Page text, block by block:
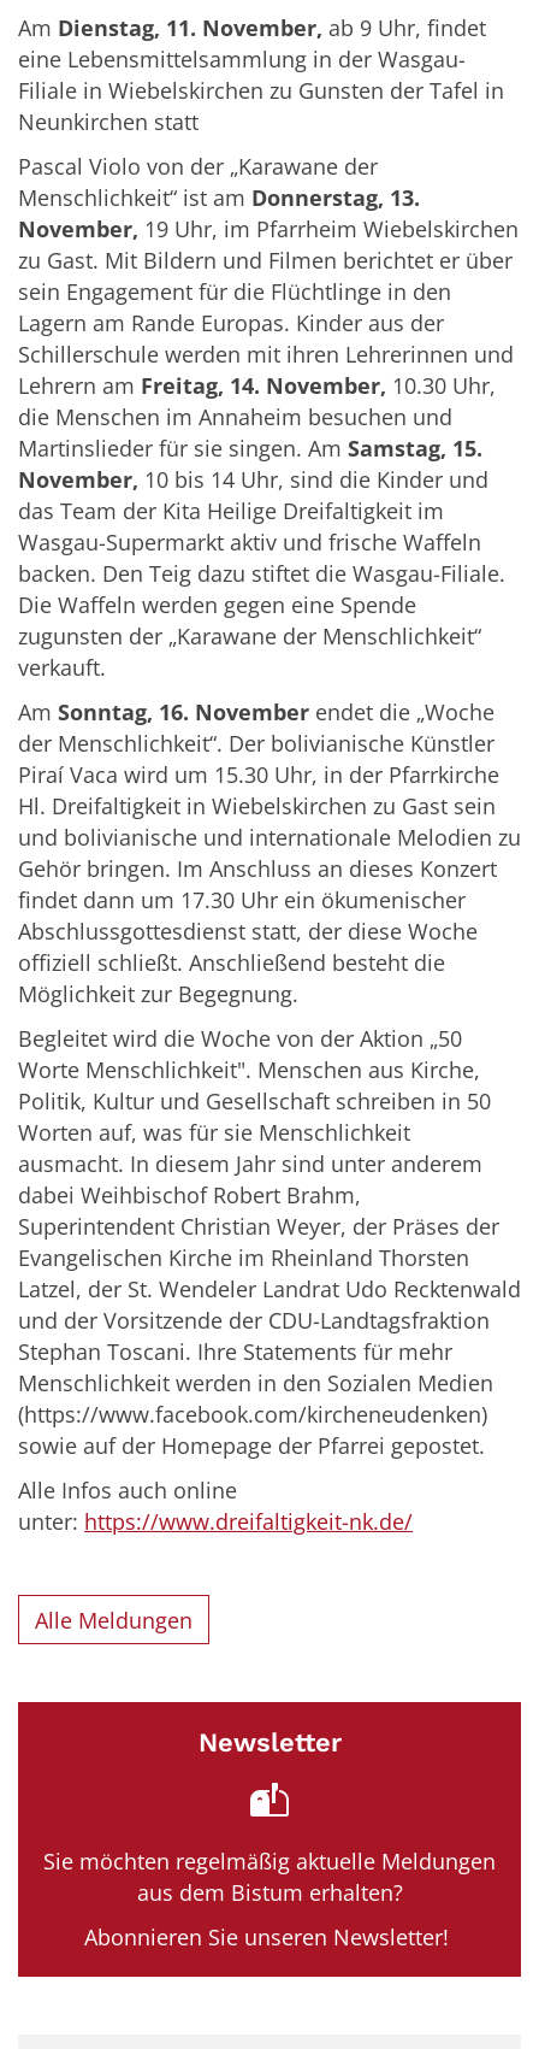
Am Dienstag, 11. November, ab 9 Uhr, findet
eine Lebensmittelsammlung in der Wasgau-
Filiale in Wiebelskirchen zu Gunsten der Tafel in
Neunkirchen statt
Pascal Violo von der „Karawane der
Menschlichkeit“ ist am Donnerstag, 13.
November, 19 Uhr, im Pfarrheim Wiebelskirchen
zu Gast. Mit Bildern und Filmen berichtet er über
sein Engagement für die Flüchtlinge in den
Lagern am Rande Europas. Kinder aus der
Schillerschule werden mit ihren Lehrerinnen und
Lehrern am Freitag, 14. November, 10.30 Uhr,
die Menschen im Annaheim besuchen und
Martinslieder für sie singen. Am Samstag, 15.
November, 10 bis 14 Uhr, sind die Kinder und
das Team der Kita Heilige Dreifaltigkeit im
Wasgau-Supermarkt aktiv und frische Waffeln
backen. Den Teig dazu stiftet die Wasgau-Filiale.
Die Waffeln werden gegen eine Spende
zugunsten der „Karawane der Menschlichkeit“
verkauft.
Am Sonntag, 16. November endet die „Woche
der Menschlichkeit“. Der bolivianische Künstler
Piraí Vaca wird um 15.30 Uhr, in der Pfarrkirche
Hl. Dreifaltigkeit in Wiebelskirchen zu Gast sein
und bolivianische und internationale Melodien zu
Gehör bringen. Im Anschluss an dieses Konzert
findet dann um 17.30 Uhr ein ökumenischer
Abschlussgottesdienst statt, der diese Woche
offiziell schließt. Anschließend besteht die
Möglichkeit zur Begegnung.
Begleitet wird die Woche von der Aktion „50
Worte Menschlichkeit". Menschen aus Kirche,
Politik, Kultur und Gesellschaft schreiben in 50
Worten auf, was für sie Menschlichkeit
ausmacht. In diesem Jahr sind unter anderem
dabei Weihbischof Robert Brahm,
Superintendent Christian Weyer, der Präses der
Evangelischen Kirche im Rheinland Thorsten
Latzel, der St. Wendeler Landrat Udo Recktenwald
und der Vorsitzende der CDU-Landtagsfraktion
Stephan Toscani. Ihre Statements für mehr
Menschlichkeit werden in den Sozialen Medien
(https://www.facebook.com/kircheneudenken)
sowie auf der Homepage der Pfarrei gepostet.
Alle Infos auch online
unter: https://www.dreifaltigkeit-nk.de/
Alle Meldungen
Newsletter
Sie möchten regelmäßig aktuelle Meldungen
aus dem Bistum erhalten?
Abonnieren Sie unseren Newsletter!